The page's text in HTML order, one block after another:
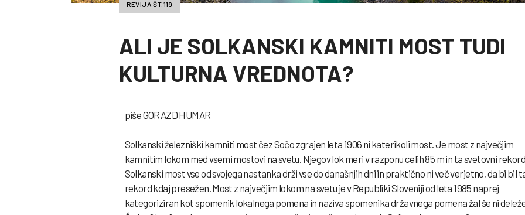
REVIJA ŠT.119
ALI JE SOLKANSKI KAMNITI MOST TUDI
KULTURNA VREDNOTA?
piše GORAZD HUMAR
Solkanski železniški kamniti most čez Sočo zgrajen leta 1906 ni katerikoli most. Je most z največjim
kamnitim lokom med vsemi mostovi na svetu. Njegov lok meri v razponu celih 85 m in ta svetovni rekord
Solkanski most vse od svojega nastanka drži vse do današnjih dni in praktično ni več verjetno, da bi bil
rekord kdaj presežen. Most z največjim lokom na svetu je v Republiki Sloveniji od leta 1985 naprej
kategoriziran kot spomenik lokalnega pomena in naziva spomenika državnega pomena žal še ni